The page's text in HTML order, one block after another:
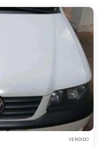
VENDIDO